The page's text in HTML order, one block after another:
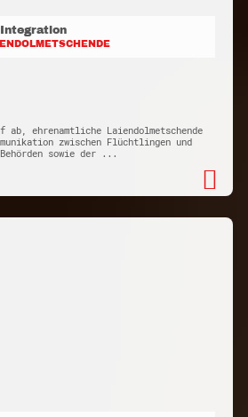
ehrenamtliche Laiendolmetschende
zwischen Flüchtlingen und
sowie der ...